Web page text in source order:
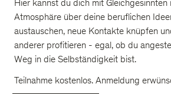
Hier kannst du dich mit Gleichgesinnten
Atmosphäre über deine beruflichen
austauschen, neue Kontakte knüpfen
anderer profitieren - egal, ob du
Weg in die Selbständigkeit bist.
Teilnahme kostenlos. Anmeldung